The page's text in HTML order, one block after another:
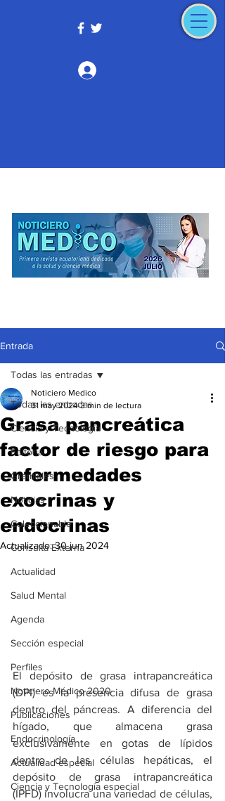
Entrada
Todas las entradas
Ciencia y Tecnología
Editorial
Gremiales
Noticias
Coleccionable
Consulta Externa
Actualidad
Salud Mental
Agenda
Sección especial
Perfiles
Noticiero Médico 2020
Publicaciones
Endocrinología
Actualidad especial
Ciencia y Tecnología especial
Todas las entradas
Grasa pancreática
factor de riesgo para
enfermedades
exocrinas y
endocrinas
Noticiero Medico
31 may 2024 3 min de lectura
Actualizado:30 jun 2024
El depósito de grasa intrapancreática
(DPI) es la presencia difusa de grasa
dentro del páncreas. A diferencia del
hígado, que almacena grasa
exclusivamente en gotas de lípidos
dentro de las células hepáticas, el
depósito de grasa intrapancreática
(IPFD) involucra una variedad de células,